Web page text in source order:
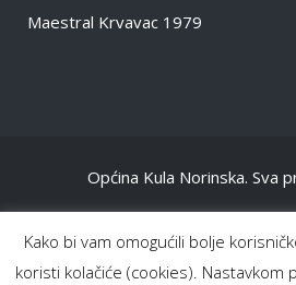
Maestral Krvavac 1979
Općina Kula Norinska. Sva
NASLOVNA
OPĆENITO
Kako bi vam omogućili bolje
koristi kolačiće (cookies). Nastavkom